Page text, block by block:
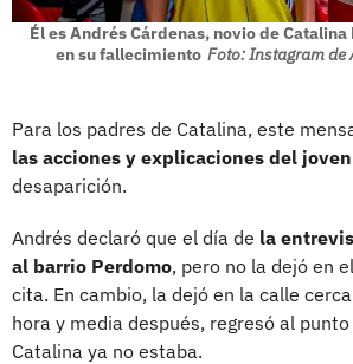
Él es Andrés Cárdenas, novio de Catalina
en su fallecimiento Foto: Instagram de
Para los padres de Catalina, este
las acciones y explicaciones del joven
desaparición.
Andrés declaró que el día de la
al barrio Perdomo, pero no la dejó en
cita. En cambio, la dejó en la calle
hora y media después, regresó al
Catalina ya no estaba.